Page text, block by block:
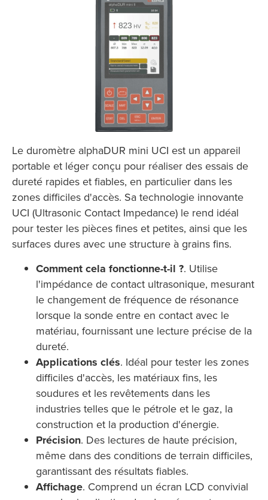
Le duromètre alphaDUR mini UCI est un appareil
portable et léger conçu pour réaliser des essais de
dureté rapides et fiables, en particulier dans les
zones difficiles d'accès. Sa technologie innovante
UCI (Ultrasonic Contact Impedance) le rend idéal
pour tester les pièces fines et petites, ainsi que les
surfaces dures avec une structure à grains fins.
Comment cela fonctionne-t-il ?. Utilise
l'impédance de contact ultrasonique, mesurant
le changement de fréquence de résonance
lorsque la sonde entre en contact avec le
matériau, fournissant une lecture précise de la
dureté.
Applications clés. Idéal pour tester les zones
difficiles d'accès, les matériaux fins, les
soudures et les revêtements dans les
industries telles que le pétrole et le gaz, la
construction et la production d'énergie.
Précision. Des lectures de haute précision,
même dans des conditions de terrain difficiles,
garantissant des résultats fiables.
Affichage. Comprend un écran LCD convivial